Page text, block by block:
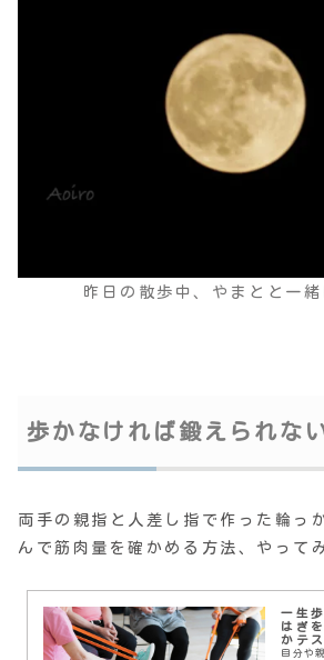
昨日の散歩中、やまとと一緒
歩かなければ鍛えられな
両手の親指と人差し指で作った輪っ
んで筋肉量を確かめる方法、やって
一生
はぎ
かテ
自分や